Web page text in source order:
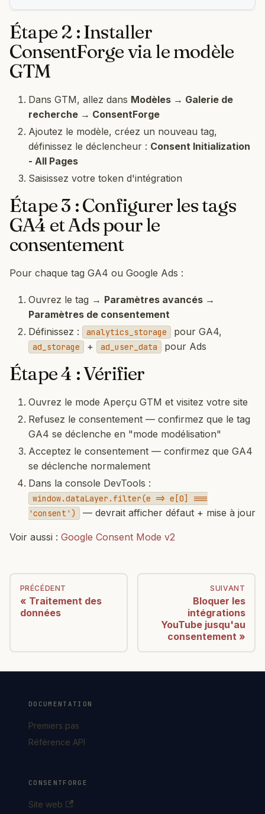
Étape 2 : Installer
ConsentForge via le modèle
GTM
Dans GTM, allez dans Modèles → Galerie de
recherche → ConsentForge
Ajoutez le modèle, créez un nouveau tag,
définissez le déclencheur : Consent Initialization
- All Pages
Saisissez votre token d'intégration
Étape 3 : Configurer les tags
GA4 et Ads pour le
consentement
Pour chaque tag GA4 ou Google Ads :
Ouvrez le tag → Paramètres avancés →
Paramètres de consentement
Définissez :
analytics_storage pour GA4,
ad_storage + ad_user_data pour Ads
Étape 4 : Vérifier
Ouvrez le mode Aperçu GTM et visitez votre site
Refusez le consentement — confirmez que le tag
GA4 se déclenche en "mode modélisation"
Acceptez le consentement — confirmez que GA4
se déclenche normalement
Dans la console DevTools :
window.dataLayer.filter(e => e[0] ===
'consent')
— devrait afficher défaut + mise à jour
Voir aussi : Google Consent Mode v2
PRÉCÉDENT
Traitement des
données
SUIVANT
Bloquer les
intégrations
YouTube jusqu'au
consentement
DOCUMENTATION
Premiers pas
Référence API
CONSENTFORGE
Site web